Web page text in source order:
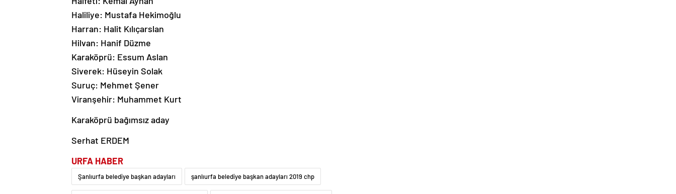
Haliliye: Mustafa Hekimoğlu
Harran: Halit Kılıçarslan
Hilvan: Hanif Düzme
Karaköprü: Essum Aslan
Siverek: Hüseyin Solak
Suruç: Mehmet Şener
Viranşehir: Muhammet Kurt
Karaköprü bağımsız aday
Serhat ERDEM
URFA HABER
Şanlıurfa belediye başkan adayları şanlıurfa belediye başkan adayları 2019 chp